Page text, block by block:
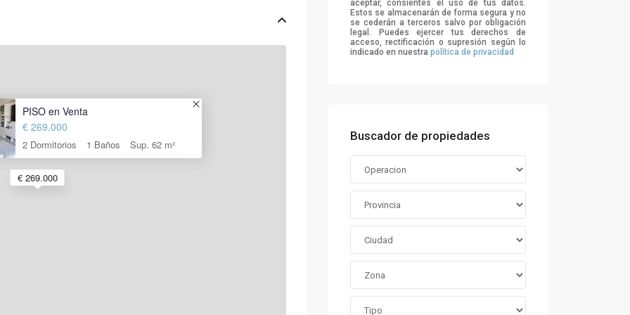
€ 269.000
PISO en Venta
€ 269.000
2 Dormitorios 1 Baños Sup. 62 m²
aceptar, consientes el uso de tus datos.
Estos se almacenarán de forma segura y no
se cederán a terceros salvo por obligación
legal. Puedes ejercer tus derechos de
acceso, rectificación o supresión según lo
indicado en nuestra política de privacidad
Buscador de propiedades